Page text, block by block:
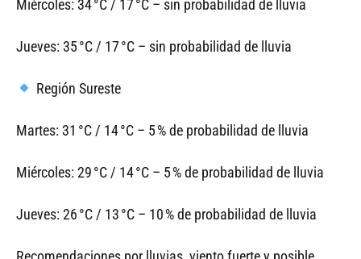
Miércoles: 34 °C / 17 °C – sin probabilidad de lluvia
Jueves: 35 °C / 17 °C – sin probabilidad de lluvia
Región Sureste
Martes: 31 °C / 14 °C – 5 % de probabilidad de lluvia
Miércoles: 29 °C / 14 °C – 5 % de probabilidad de lluvia
Jueves: 26 °C / 13 °C – 10 % de probabilidad de lluvia